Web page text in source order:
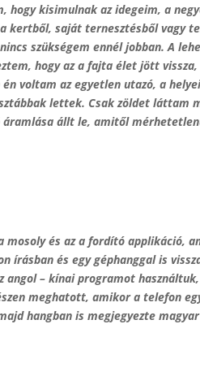
hogy kisimulnak az idegeim, a
kertből, saját ternesztésből vagy
szükségem ennél jobban. A
hogy az a fajta élet jött
én voltam az egyetlen utazó, a
lettek. Csak zöldet láttam
áramlása állt le, amitől
mosoly és az a fordító applikáció,
írásban és egy géphanggal is
angol – kínai programot
meghatott, amikor a telefon
hangban is megjegyezte